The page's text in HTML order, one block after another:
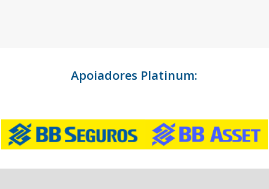
Apoiadores Platinum: